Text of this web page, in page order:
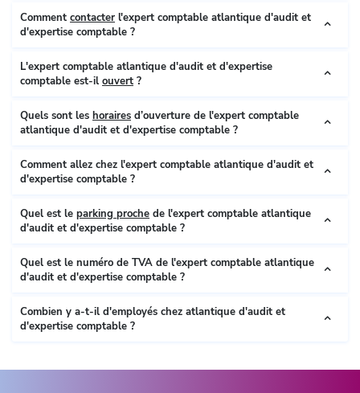
Comment contacter l'expert comptable atlantique d'audit et
d'expertise comptable ?
L'expert comptable atlantique d'audit et d'expertise
comptable est-il ouvert ?
Quels sont les horaires d’ouverture de l'expert comptable
atlantique d'audit et d'expertise comptable ?
Comment allez chez l'expert comptable atlantique d'audit et
d'expertise comptable ?
Quel est le parking proche de l'expert comptable atlantique
d'audit et d'expertise comptable ?
Quel est le numéro de TVA de l'expert comptable atlantique
d'audit et d'expertise comptable ?
Combien y a-t-il d'employés chez atlantique d'audit et
d'expertise comptable ?